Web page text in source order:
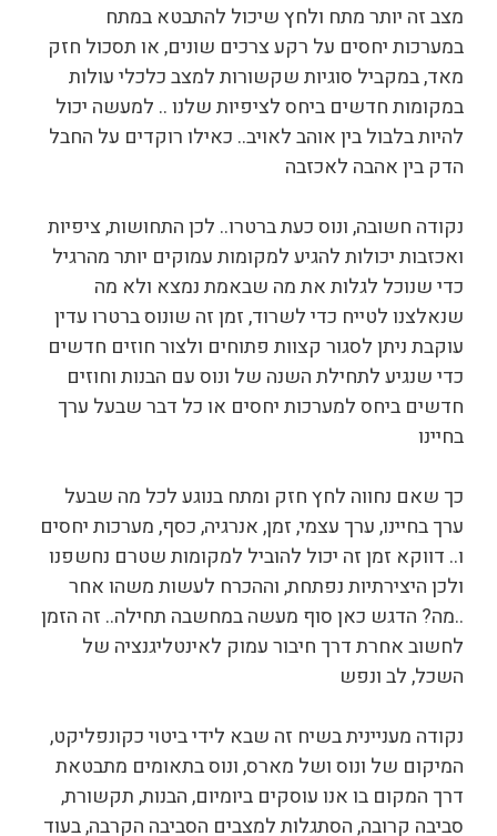
מצב זה יותר מתח ולחץ שיכול להתבטא במתח
במערכות יחסים על רקע צרכים שונים, או תסכול חזק
מאד, במקביל סוגיות שקשורות למצב כלכלי עולות
במקומות חדשים ביחס לציפיות שלנו .. למעשה יכול
להיות בלבול בין אוהב לאויב.. כאילו רוקדים על החבל
הדק בין אהבה לאכזבה
נקודה חשובה, ונוס כעת ברטרו.. לכן התחושות, ציפיות
ואכזבות יכולות להגיע למקומות עמוקים יותר מהרגיל
כדי שנוכל לגלות את מה שבאמת נמצא ולא מה
שנאלצנו לטייח כדי לשרוד, זמן זה שונוס ברטרו עדין
עוקבת ניתן לסגור קצוות פתוחים ולצור חוזים חדשים
כדי שנגיע לתחילת השנה של ונוס עם הבנות וחוזים
חדשים ביחס למערכות יחסים או כל דבר שבעל ערך
בחיינו
כך שאם נחווה לחץ חזק ומתח בנוגע לכל מה שבעל
ערך בחיינו, ערך עצמי, זמן, אנרגיה, כסף, מערכות יחסים
ו.. דווקא זמן זה יכול להוביל למקומות שטרם נחשפנו
ולכן היצירתיות נפתחת, וההכרח לעשות משהו אחר
..מה? הדגש כאן סוף מעשה במחשבה תחילה.. זה הזמן
לחשוב אחרת דרך חיבור עמוק לאינטליגנציה של
השכל, לב ונפש
נקודה מעניינית בשיח זה שבא לידי ביטוי כקונפליקט,
המיקום של ונוס ושל מארס, ונוס בתאומים מתבטאת
דרך המקום בו אנו עוסקים ביומיום, הבנות, תקשורת,
סביבה קרובה, הסתגלות למצבים הסביבה הקרבה, בעוד